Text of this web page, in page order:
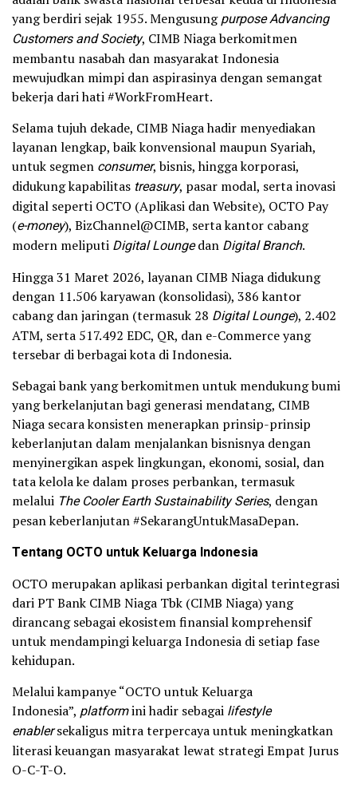
yang berdiri sejak 1955. MengusungpurposeAdvancing
Customers and Society, CIMB Niaga berkomitmen
membantu nasabah dan masyarakat Indonesia
mewujudkan mimpi dan aspirasinya dengan semangat
bekerja dari hati #WorkFromHeart.
Selama tujuh dekade, CIMB Niaga hadir menyediakan
layanan lengkap, baik konvensional maupun Syariah,
untuk segmen consumer, bisnis, hingga korporasi,
didukung kapabilitas treasury, pasar modal, serta inovasi
digital seperti OCTO (Aplikasi dan Website), OCTO Pay
(e-money), BizChannel@CIMB, serta kantor cabang
modern meliputi Digital Loungedan Digital Branch.
Hingga 31 Maret 2026, layanan CIMB Niaga didukung
dengan 11.506 karyawan (konsolidasi), 386 kantor
cabang dan jaringan (termasuk 28 Digital Lounge), 2.402
ATM, serta 517.492 EDC, QR, dan e-Commerce yang
tersebar di berbagai kota di Indonesia.
Sebagai bank yang berkomitmen untuk mendukung bumi
yang berkelanjutan bagi generasi mendatang, CIMB
Niaga secara konsisten menerapkan prinsip-prinsip
keberlanjutan dalam menjalankan bisnisnya dengan
menyinergikan aspek lingkungan, ekonomi, sosial, dan
tata kelola ke dalam proses perbankan, termasuk
melalui The Cooler Earth Sustainability Series, dengan
pesan keberlanjutan #SekarangUntukMasaDepan.
Tentang OCTO untuk Keluarga Indonesia
OCTO merupakan aplikasi perbankan digital terintegrasi
dari PT Bank CIMB Niaga Tbk (CIMB Niaga) yang
dirancang sebagai ekosistem finansial komprehensif
untuk mendampingi keluarga Indonesia di setiap fase
kehidupan.
Melalui kampanye “OCTO untuk Keluarga
Indonesia”, platformini hadir sebagai lifestyle
enablersekaligus mitra terpercaya untuk meningkatkan
literasi keuangan masyarakat lewat strategi Empat Jurus
O-C-T-O.